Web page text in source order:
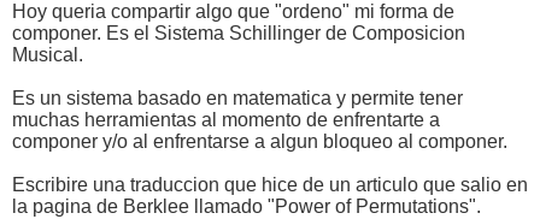
Hoy queria compartir algo que "ordeno" mi forma de
componer. Es el Sistema Schillinger de Composicion
Musical.
Es un sistema basado en matematica y permite tener
muchas herramientas al momento de enfrentarte a
componer y/o al enfrentarse a algun bloqueo al componer.
Escribire una traduccion que hice de un articulo que salio en
la pagina de Berklee llamado "Power of Permutations".